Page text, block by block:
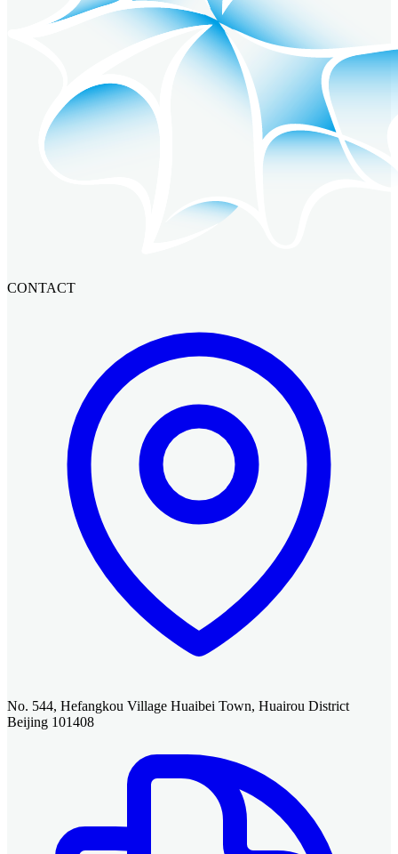
CONTACT
No. 544, Hefangkou Village Huaibei Town, Huairou District
Beijing 101408